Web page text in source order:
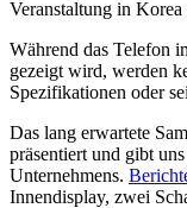
Veranstaltung in Korea
Während das Telefon
gezeigt wird, werden
Spezifikationen oder
Das lang erwartete
präsentiert und gibt
Unternehmens.
Innendisplay, zwei